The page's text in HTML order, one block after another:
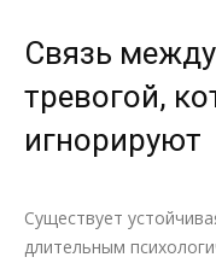
Связь
тревогой,
игнорируют
Существует
длительным